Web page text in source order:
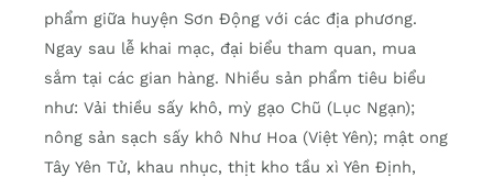
phẩm giữa huyện Sơn Động với các địa phương.
Ngay sau lễ khai mạc, đại biểu tham quan, mua
sắm tại các gian hàng. Nhiều sản phẩm tiêu biểu
như: Vải thiều sấy khô, mỳ gạo Chũ (Lục Ngạn);
nông sản sạch sấy khô Như Hoa (Việt Yên); mật ong
Tây Yên Tử, khau nhục, thịt kho tầu xì Yên Định,